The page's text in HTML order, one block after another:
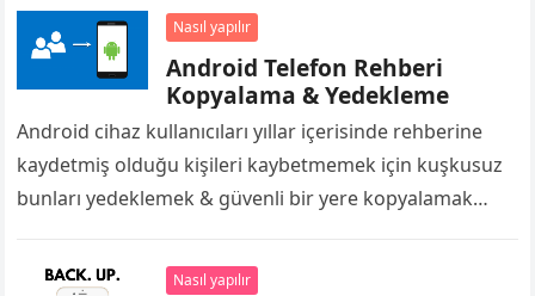
Nasıl yapılır
Android Telefon Rehberi
Kopyalama & Yedekleme
Android cihaz kullanıcıları yıllar içerisinde rehberine
kaydetmiş olduğu kişileri kaybetmemek için kuşkusuz
bunları yedeklemek & güvenli bir yere kopyalamak
sonucunda arızalanması,…
Nasıl yapılır